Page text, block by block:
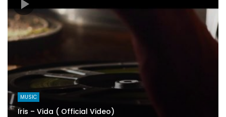
MUSIC
Iris – Vida ( Official Video)